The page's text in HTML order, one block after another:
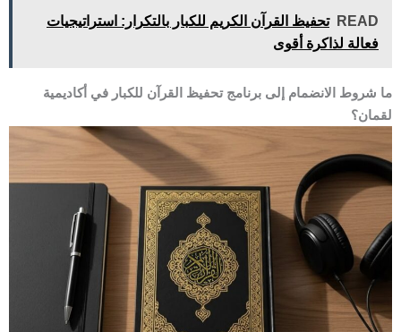
READ
تحفيظ القرآن الكريم للكبار بالتكرار: استراتيجيات
فعالة لذاكرة أقوى
ما شروط الانضمام إلى برنامج تحفيظ القرآن للكبار في أكاديمية
لقمان؟